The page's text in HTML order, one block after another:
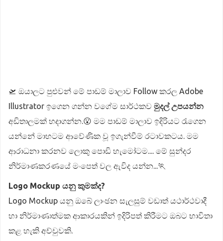
🛫 ඔයාලට පුළුවන් මේ පාඩම් මාලාව Follow කරල Adobe
Illustrator ඉගෙන ගන්න වගේම සාර්ථකව මුදල් උපයන්න
අඩිතාලමක් හදාගන්න.😮 මම පාඩම් මාලාව ඉදිරියට රැගෙන
යන්නේ මාහටම ආවේණික වූ ඉගැන්වීම් රටාවකටය. මම
ආරාධනා කරනව ලොකු පොඩි හැමෝටම.... මේ සුන්දර
නිර්මාණකරණයේ මංපෙත් වල ඇවිද යන්න...🏃
Logo Mockup යනු කුමක්ද?
Logo Mockup යනු ඔබේ ලාංඡන සැලසුම් වඩාත් යථාර්ථවාදී
හා නිර්මාණාත්මක ආකාරයකින් ඉදිරිපත් කිරීමට ඔබට භාවිතා
කළ හැකි අච්චුවකි.